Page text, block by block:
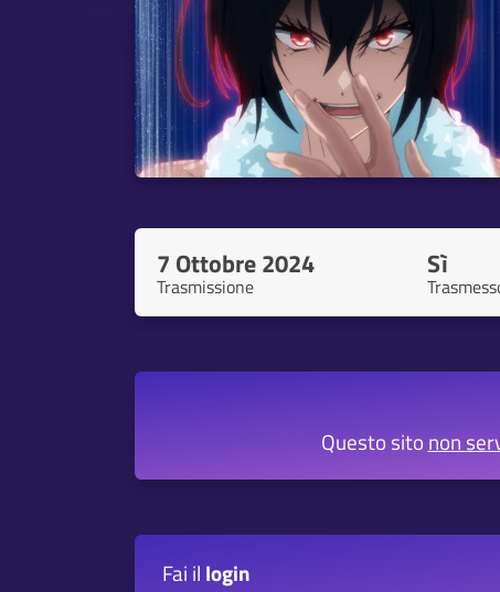
7 Ottobre 2024
Trasmissione
Sì
Questo sito non
Fai il login